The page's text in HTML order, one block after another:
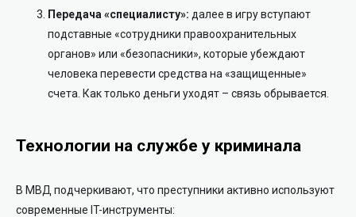
Передача «специалисту»: далее в игру вступают
подставные «сотрудники правоохранительных
органов» или «безопасники», которые убеждают
человека перевести средства на «защищенные»
счета. Как только деньги уходят – связь обрывается.
Технологии на службе у криминала
В МВД подчеркивают, что преступники активно используют
современные IT-инструменты: